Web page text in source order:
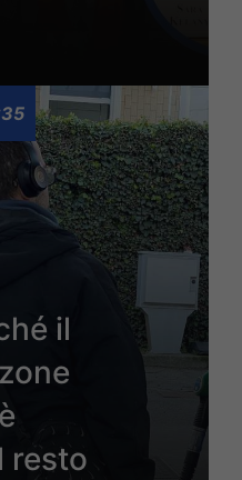
il
resto